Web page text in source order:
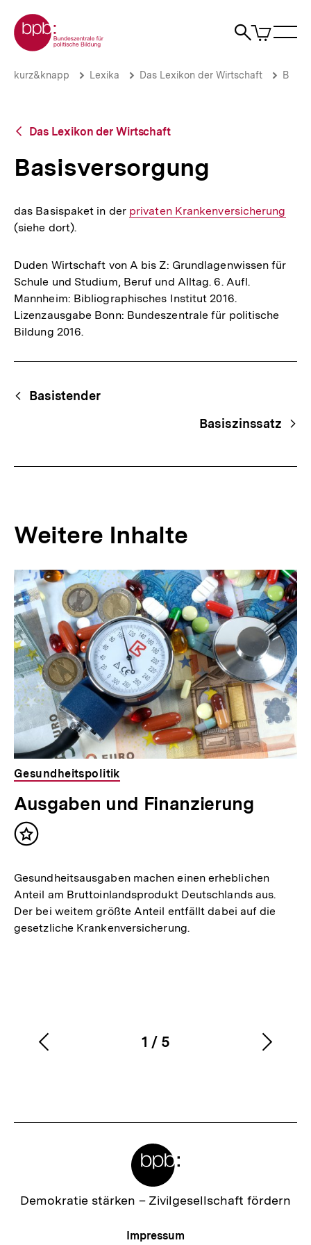
zum
Seiteninhalt
springen
Zur Startseite der bpb
Suche
Artikel
im
Basisversorgung
Brotkrümelnavigation
Pfadnavigation
kurz&knapp Lexika Das Lexikon der Wirtschaft B
Zurück
Übersicht
Das Lexikon der Wirtschaft
Basisversorgung
das Basispaket in der Interner
privaten Krankenversicherung
(siehe dort).
Duden Wirtschaft von A bis Z: Grundlagenwissen für
Schule und Studium, Beruf und Alltag. 6. Aufl.
Mannheim: Bibliographisches Institut 2016.
Lizenzausgabe Bonn: Bundeszentrale für politische
Bildung 2016.
Begriffsnavigation
Content-
Navigation
Basistender
Basiszinssatz
Weitere Inhalte
Inhaltskarousell
für
weitere
Inhalte
Inhaltskarussell
überspringen
Gesundheitspolitik
Ausgaben und Finanzierung
Inhalt
Gesundheitsausgaben machen einen erheblichen
Anteil am Bruttoinlandsprodukt Deutschlands aus.
Der bei weitem größte Anteil entfällt dabei auf die
gesetzliche Krankenversicherung.
Karussellinhalt
1
von
/ 5
Vorherigen
Zur
Demokratie stärken – Zivilgesellschaft fördern
Meta-
Impressum